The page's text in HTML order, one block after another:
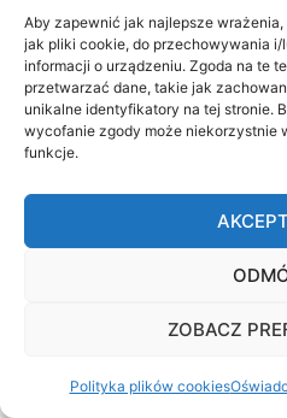
Aby zapewnić jak najlepsze
jak pliki cookie, do przechowywania
informacji o urządzeniu. Zgoda na te
przetwarzać dane, takie jak
unikalne identyfikatory na tej stronie.
wycofanie zgody może niekorzystnie
funkcje.
ZOBACZ
Polityka plików cookies
listopad 2019
październik 2019
wrzesień 2019
sierpień 2019
lipiec 2019